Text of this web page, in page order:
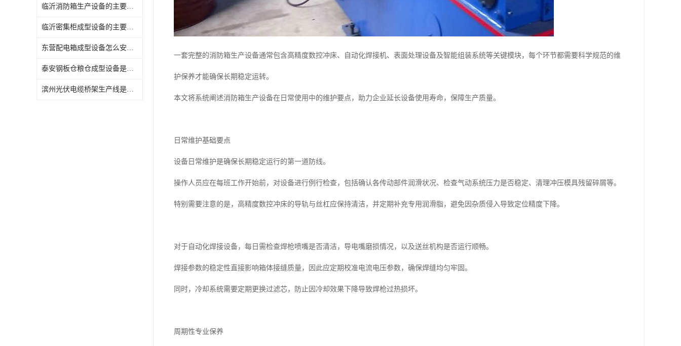
临沂消防箱生产设备的主要用途
临沂密集柜成型设备的主要用途
东营配电箱成型设备怎么安装与维护
泰安钢板仓粮仓成型设备是什么
滨州光伏电缆桥架生产线是什么
一套完整的消防箱生产设备通常包含高精度数控冲床、自动化焊接机、表面处理设备及智能组装系统等关键模块，每个环节都需要科学规范的维
护保养才能确保长期稳定运转。
本文将系统阐述消防箱生产设备在日常使用中的维护要点，助力企业延长设备使用寿命，保障生产质量。
日常维护基础要点
设备日常维护是确保长期稳定运行的第一道防线。
操作人员应在每班工作开始前，对设备进行例行检查，包括确认各传动部件润滑状况、检查气动系统压力是否稳定、清理冲压模具残留碎屑等。
特别需要注意的是，高精度数控冲床的导轨与丝杠应保持清洁，并定期补充专用润滑脂，避免因杂质侵入导致定位精度下降。
对于自动化焊接设备，每日需检查焊枪喷嘴是否清洁，导电嘴磨损情况，以及送丝机构是否运行顺畅。
焊接参数的稳定性直接影响箱体接缝质量，因此应定期校准电流电压参数，确保焊缝均匀牢固。
同时，冷却系统需要定期更换过滤芯，防止因冷却效果下降导致焊枪过热损坏。
周期性专业保养